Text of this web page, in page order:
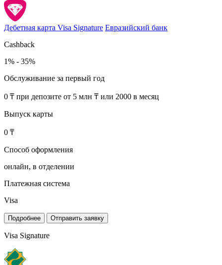
Дебетная карта Visa Signature Евразийский банк
Cashback
1% - 35%
Обслуживание за первый год
0 ₸ при депозите от 5 млн ₸ или 2000 в месяц
Выпуск карты
0 ₸
Способ оформления
онлайн, в отделении
Платежная система
Visa
Подробнее Отправить заявку
Visa Signature